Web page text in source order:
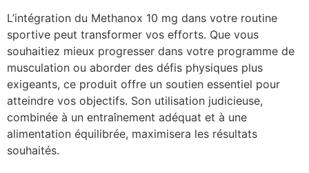
L’intégration du Methanox 10 mg dans votre routine
sportive peut transformer vos efforts. Que vous
souhaitiez mieux progresser dans votre programme de
musculation ou aborder des défis physiques plus
exigeants, ce produit offre un soutien essentiel pour
atteindre vos objectifs. Son utilisation judicieuse,
combinée à un entraînement adéquat et à une
alimentation équilibrée, maximisera les résultats
souhaités.